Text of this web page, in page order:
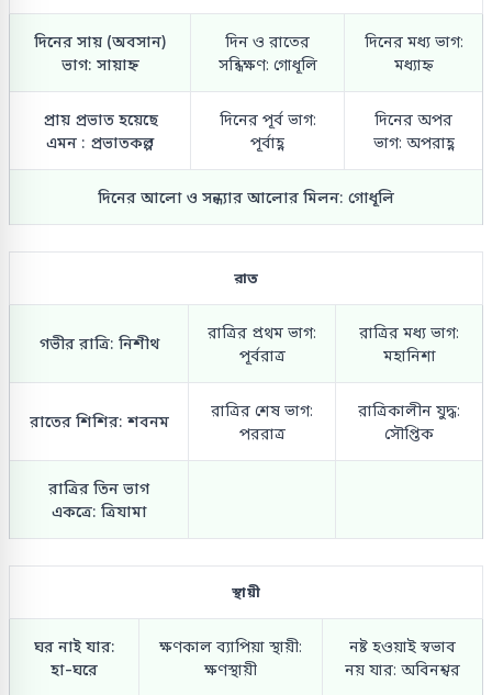
দিনের সায় (অবসান)
ভাগ: সায়াহ্ন
দিন ও রাতের
সন্ধিক্ষণ: গোধূলি
দিনের মধ্য ভাগ:
মধ্যাহ্ন
প্রায় প্রভাত হয়েছে
এমন : প্রভাতকল্প
দিনের পূর্ব ভাগ:
পূর্বাহ্ণ
দিনের অপর
ভাগ: অপরাহ্ণ
দিনের আলো ও সন্ধ্যার আলোর মিলন: গোধূলি
রাত
গভীর রাত্রি: নিশীথ
রাত্রির প্রথম ভাগ:
পূর্বরাত্র
রাত্রির মধ্য ভাগ:
মহানিশা
রাতের শিশির: শবনম
রাত্রির শেষ ভাগ:
পররাত্র
রাত্রিকালীন যুদ্ধ:
সৌপ্তিক
রাত্রির তিন ভাগ
একত্রে: ত্রিযামা
স্থায়ী
ঘর নাই যার:
হা-ঘরে
ক্ষণকাল ব্যাপিয়া স্থায়ী:
ক্ষণস্থায়ী
নষ্ট হওয়াই স্বভাব
নয় যার: অবিনশ্বর